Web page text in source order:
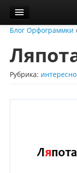
Орфограммка
Библиотека
Блог
Диктанты
Блог Орфограммки
Рубрика: